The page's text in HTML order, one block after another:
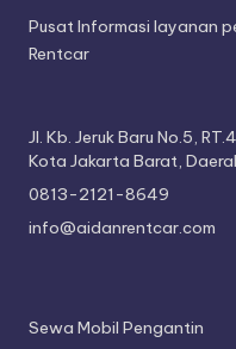
Pusat Informasi layanan
Rentcar
Jl. Kb. Jeruk Baru No.5,
Kota Jakarta Barat,
0813-2121-8649
info@aidanrentcar.com
Sewa Mobil Pengantin